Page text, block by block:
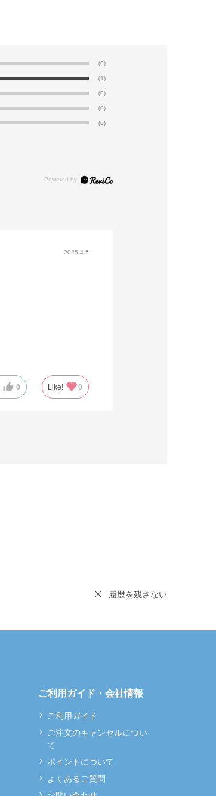
(0)
(1)
(0)
(0)
(0)
2025.4.5
0 Like! 0
履歴を残さない
ご利用ガイド・会社情報
ご利用ガイド
ご注文のキャンセルについ
て
ポイントについて
よくあるご質問